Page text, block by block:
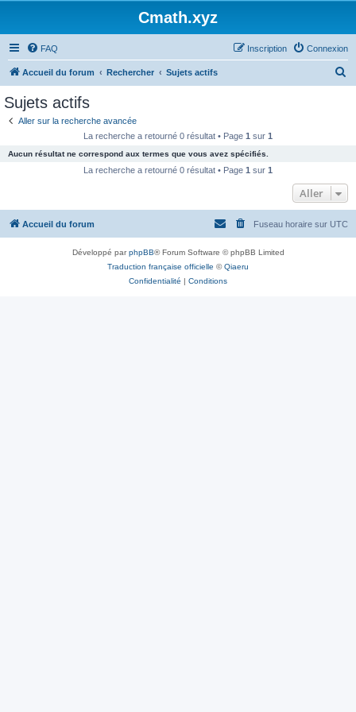
Cmath.xyz
FAQ Connexion
Inscription
Accueil du forum Rechercher Sujets actifs
c
e
Sujets actifs
Aller sur la recherche avancée
La recherche a retourné 0 résultat • Page 1 sur 1
Aucun résultat ne correspond aux termes que vous avez spécifiés.
La recherche a retourné 0 résultat • Page 1 sur 1
Aller
Accueil du forum Fuseau horaire sur UTC
Développé parphpBB® Forum Software © phpBB Limited
Traduction française officielle ©Qiaeru
Confidentialité | Conditions